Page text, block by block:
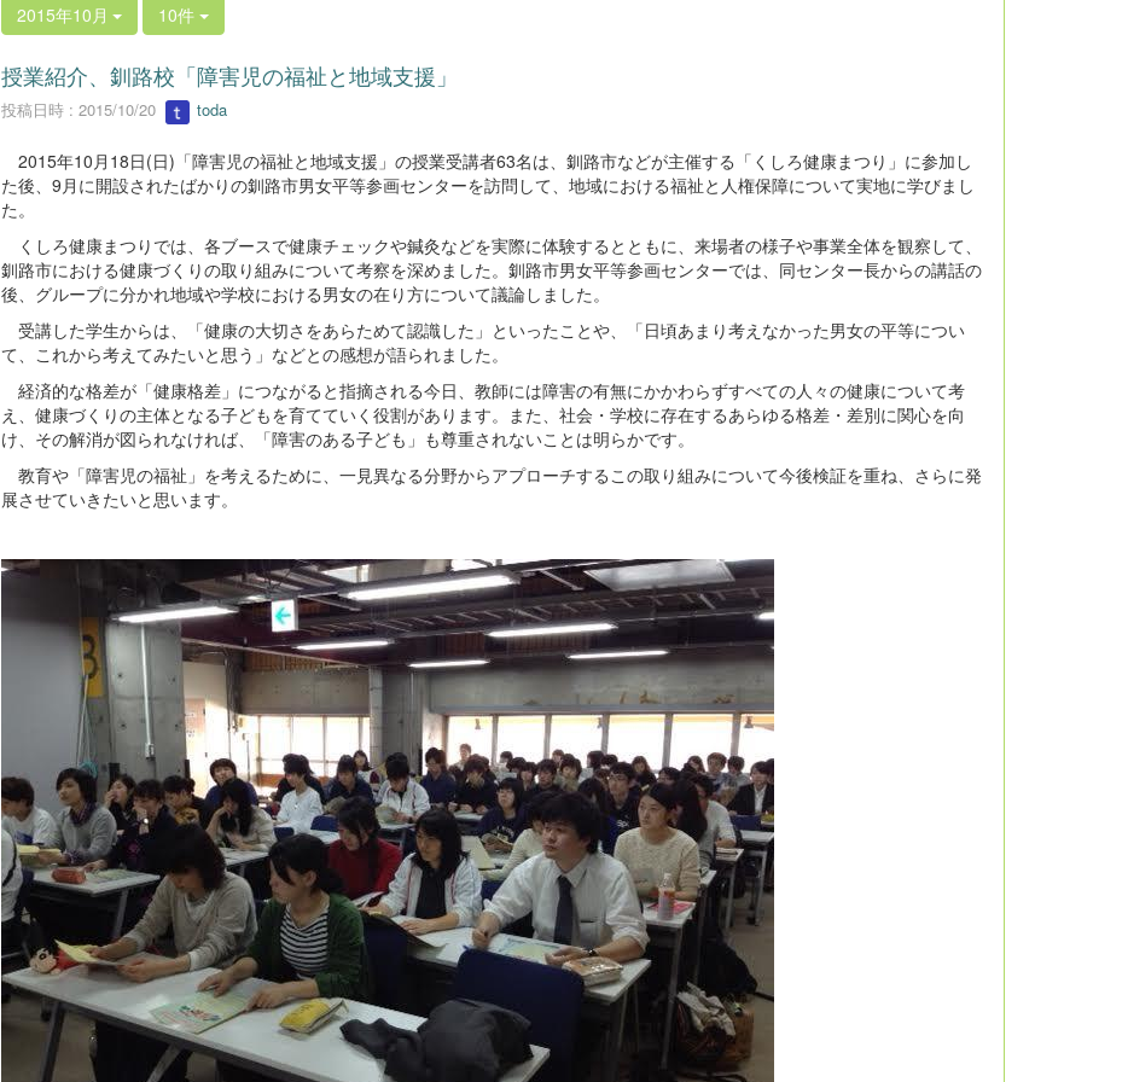
2015年10月 10件
授業紹介、釧路校「障害児の福祉と地域支援」
投稿日時 : 2015/10/20 toda
2015年10 月 18日(日) 「障害児の福祉と地域支援」の授業受講者63名は、釧路市などが主催する「くしろ健康まつり」に参加し
た後、 9 月に開設されたばかりの釧路市男女平等参画センターを訪問して、地域における福祉と人権保障について実地に学びまし
た。
くしろ健康まつりでは、各ブースで健康チェックや鍼灸などを実際に体験するとともに、来場者の様子や事業全体を観察して、
釧路市における健康づくりの取り組みについて考察を深めました。釧路市男女平等参画センターでは、同センター長からの講話の
後、グループに分かれ地域や学校における男女の在り方について議論しました。
受講した学生からは、「健康の大切さをあらためて認識した」といったことや、「日頃あまり考えなかった男女の平等につい
て、これから考えてみたいと思う」などとの感想が語られました。
経済的な格差が「健康格差」につながると指摘される今日、教師には障害の有無にかかわらずすべての人々の健康について考
え、健康づくりの主体となる子どもを育てていく役割があります。また、社会・学校に存在するあらゆる格差・差別に関心を向
け、その解消が図られなければ、「障害のある子ども」も尊重されないことは明らかです。
教育や「障害児の福祉」を考えるために、一見異なる分野からアプローチするこの取り組みについて今後検証を重ね、さらに発
展させていきたいと思います。